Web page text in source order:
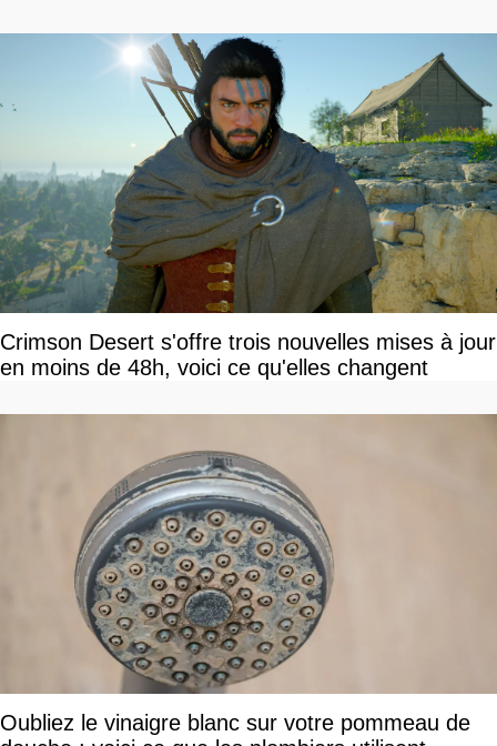
Crimson Desert s'offre trois nouvelles mises à jour
en moins de 48h, voici ce qu'elles changent
Oubliez le vinaigre blanc sur votre pommeau de